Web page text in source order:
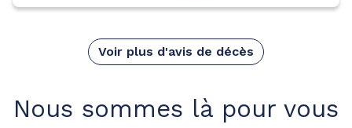
Voir plus d'avis de décès
Nous sommes là pour vous